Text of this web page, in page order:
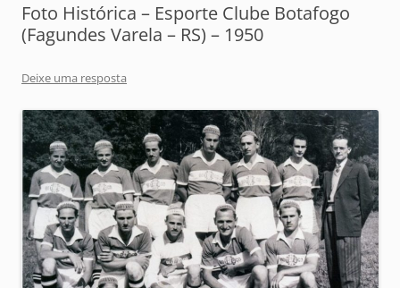
Foto Histórica – Esporte Clube Botafogo
(Fagundes Varela – RS) – 1950
Deixe uma resposta